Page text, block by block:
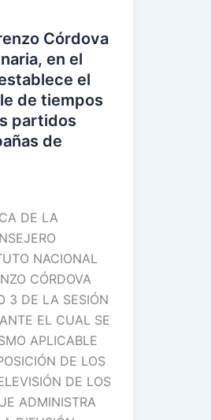
Córdova
en el
el
de tiempos
partidos
de
DE LA
NACIONAL
CÓRDOVA
3 DE LA SESIÓN
EL CUAL SE
APLICABLE
DE LOS
DE LOS
ADMINISTRA